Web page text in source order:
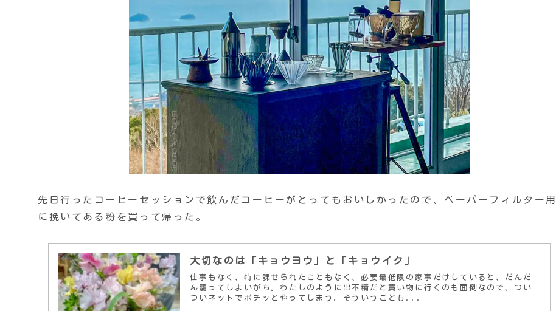
先日行ったコーヒーセッションで飲んだコーヒーがとってもおいしかったので、ペーパーフィルター用
に挽いてある粉を買って帰った。
大切なのは「キョウヨウ」と「キョウイク」
仕事もなく、特に課せられたこともなく、必要最低限の家事だけしていると、だんだ
ん籠ってしまいがち。わたしのように出不精だと買い物に行くのも面倒なので、つい
ついネットでポチッとやってしまう。そういうことも...